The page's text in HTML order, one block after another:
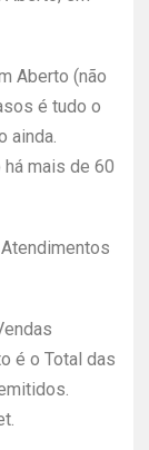
Aberto (não
é tudo o
ainda.
mais de 60
é o Total das